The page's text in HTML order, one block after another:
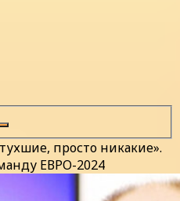
просто никакие».
ЕВРО-2024